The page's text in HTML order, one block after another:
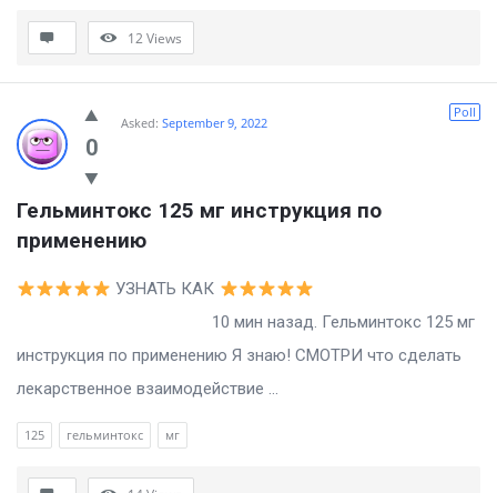
12Views
0
Poll
Asked: September 9, 2022
Гельминтокс 125 мг инструкция по
применению
УЗНАТЬ КАК
10 мин назад. Гельминтокс 125 мг
инструкция по применению Я знаю! СМОТРИ что сделать
лекарственное взаимодействие ...
125 гельминтокс мг